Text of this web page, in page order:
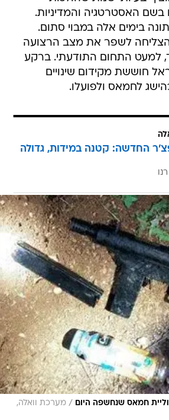
האסטרטגיה והמדיניות.
בימים אלה במבוי סתום.
לשפר את מצב הרצועה
למעט התחום התודעתי. ברקע
חוששת מקידום שינויים
לחמאס ולפועלו.
החדשה: קטנה במידות, גדולה
חמאס שנחשפה היום / מערכת וואלה,